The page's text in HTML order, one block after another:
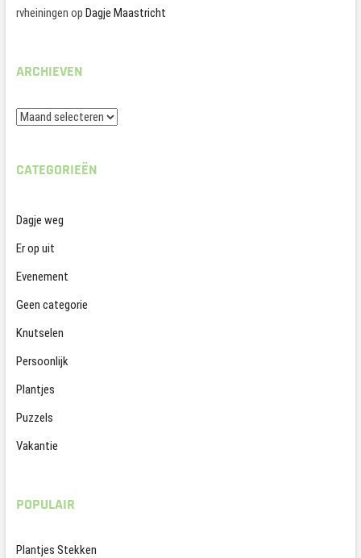
rvheiningen op Dagje Maastricht
ARCHIEVEN
Archieven
CATEGORIEËN
Dagje weg
Er op uit
Evenement
Geen categorie
Knutselen
Persoonlijk
Plantjes
Puzzels
Vakantie
POPULAIR
Plantjes Stekken